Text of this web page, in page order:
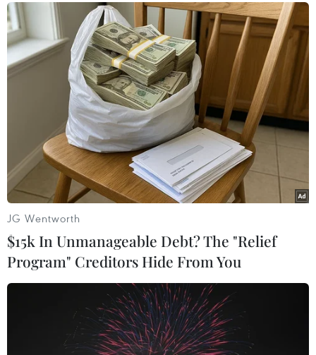
Khánh Hòa
Ninh Thuận
Phú Yên
Quảng Nam
Quảng Ngãi TP. Huế
Theo dõi VietnamPlus
TIN LIÊN QUAN
JG Wentworth
$15k In Unmanageable Debt? The "Relief
Program" Creditors Hide From You